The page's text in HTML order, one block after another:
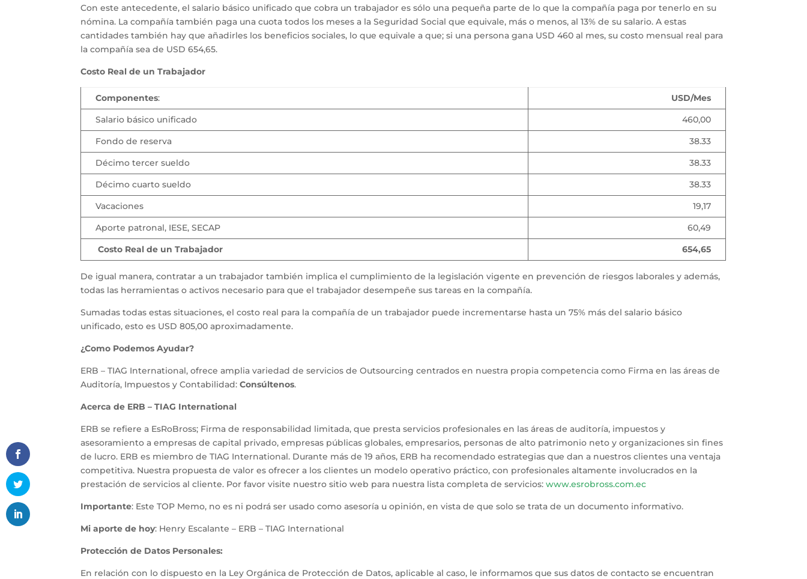
Con este antecedente, el salario básico unificado que cobra un trabajador es sólo una pequeña parte de lo que la compañía paga por tenerlo en su
nómina. La compañía también paga una cuota todos los meses a la Seguridad Social que equivale, más o menos, al 13% de su salario. A estas
cantidades también hay que añadirles los beneficios sociales, lo que equivale a que; si una persona gana USD 460 al mes, su costo mensual real para
la compañía sea de USD 654,65.
Costo Real de un Trabajador
Componentes:
USD/Mes
Salario básico unificado
460,00
Fondo de reserva
38.33
Décimo tercer sueldo
38.33
Décimo cuarto sueldo
38.33
Vacaciones
19,17
Aporte patronal, IESE, SECAP
60,49
Costo Real de un Trabajador
654,65
De igual manera, contratar a un trabajador también implica el cumplimiento de la legislación vigente en prevención de riesgos laborales y además,
todas las herramientas o activos necesario para que el trabajador desempeñe sus tareas en la compañía.
Sumadas todas estas situaciones, el costo real para la compañía de un trabajador puede incrementarse hasta un 75% más del salario básico
unificado, esto es USD 805,00 aproximadamente.
¿Como Podemos Ayudar?
ERB – TIAG International, ofrece amplia variedad de servicios de Outsourcing centrados en nuestra propia competencia como Firma en las áreas de
Auditoría, Impuestos y Contabilidad:Consúltenos.
Acerca de ERB – TIAG International
ERB se refiere a EsRoBross; Firma de responsabilidad limitada, que presta servicios profesionales en las áreas de auditoría, impuestos y
asesoramiento a empresas de capital privado, empresas públicas globales, empresarios, personas de alto patrimonio neto y organizaciones sin fines
de lucro. ERB es miembro de TIAG International. Durante más de 19 años, ERB ha recomendado estrategias que dan a nuestros clientes una ventaja
competitiva. Nuestra propuesta de valor es ofrecer a los clientes un modelo operativo práctico, con profesionales altamente involucrados en la
prestación de servicios al cliente. Por favor visite nuestro sitio web para nuestra lista completa de servicios:www.esrobross.com.ec
Importante: Este TOP Memo, no es ni podrá ser usado como asesoría u opinión, en vista de que solo se trata de un documento informativo.
Mi aporte de hoy: Henry Escalante – ERB – TIAG International
Protección de Datos Personales:
En relación con lo dispuesto en la Ley Orgánica de Protección de Datos, aplicable al caso, le informamos que sus datos de contacto se encuentran